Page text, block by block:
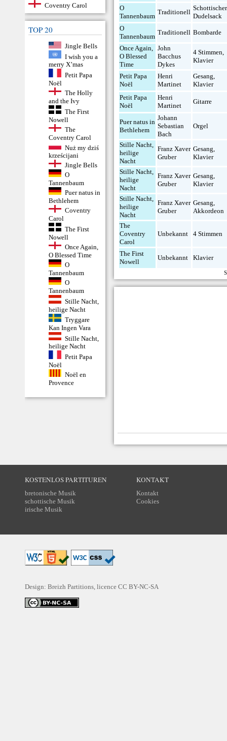
Coventry Carol
TOP 20
Jingle Bells
I wish you a
merry X’mas
Petit Papa
Noël
The Holly
and the Ivy
The First
Nowell
The
Coventry Carol
Nuż my dziś
krześcijani
Jingle Bells
O
Tannenbaum
Puer natus in
Bethlehem
Coventry
Carol
The First
Nowell
Once Again,
O Blessed Time
O
Tannenbaum
O
Tannenbaum
Stille Nacht,
heilige Nacht
Tryggare
Kan Ingen Vara
Stille Nacht,
heilige Nacht
Petit Papa
Noël
Noël en
Provence
O
Tannenbaum
Traditionell
Schottischer
Dudelsack
O
Tannenbaum
Traditionell Bombarde
Once Again,
O Blessed
Time
John
Bacchus
Dykes
4 Stimmen,
Klavier
Petit Papa
Noël
Henri
Martinet
Gesang,
Klavier
Petit Papa
Noël
Henri
Martinet
Gitarre
Puer natus in
Bethlehem
Johann
Sebastian
Bach
Orgel
Stille Nacht,
heilige
Nacht
Franz Xaver
Gruber
Gesang,
Klavier
Stille Nacht,
heilige
Nacht
Franz Xaver
Gruber
Gesang,
Klavier
Stille Nacht,
heilige
Nacht
Franz Xaver
Gruber
Gesang,
Akkordeon
The
Coventry
Carol
Unbekannt 4 Stimmen
The First
Nowell
Unbekannt Klavier
KOSTENLOS PARTITUREN
bretonische Musik
schottische Musik
irische Musik
KONTAKT
Kontakt
Cookies
Design: Breizh Partitions, licence CC BY-NC-SA